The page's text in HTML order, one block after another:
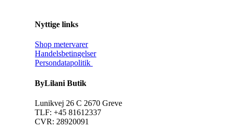
Nyttige links
Shop metervarer
Handelsbetingelser
Persondatapolitik
ByLilani Butik
Lunikvej 26 C 2670 Greve
TLF: +45 81612337
CVR: 28920091